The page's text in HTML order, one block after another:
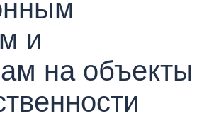
и
на объекты